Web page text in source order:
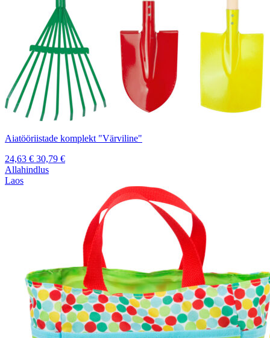
Aiatööriistade komplekt "Värviline"
24,63 € 30,79 €
Allahindlus
Laos